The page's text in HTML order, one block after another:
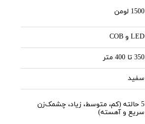
1500 لومن
LED و COB
350 تا 400 متر
سفید
5 حالته (کم، متوسط، زیاد، چشمک‌زن
سریع و آهسته)